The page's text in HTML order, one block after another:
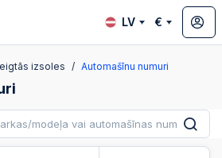
LV €
izsoles Automašīnu numuri